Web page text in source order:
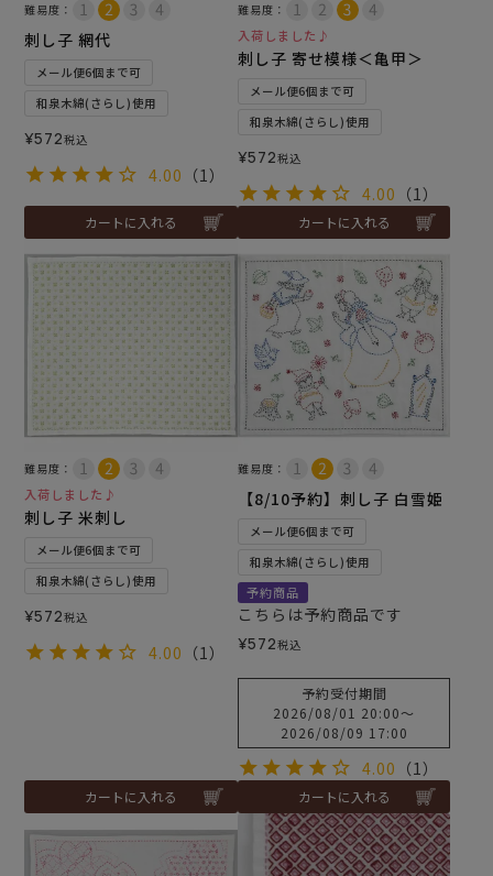
難易度：
刺し子 網代
メール便6個まで可
和泉木綿(さらし)使用
¥572税込
4.00 （1）
カートに入れる
難易度：
入荷しました♪
刺し子 寄せ模様＜亀甲＞
メール便6個まで可
和泉木綿(さらし)使用
¥572税込
4.00 （1）
カートに入れる
難易度：
入荷しました♪
刺し子 米刺し
メール便6個まで可
和泉木綿(さらし)使用
¥572税込
4.00 （1）
カートに入れる
難易度：
【8/10予約】刺し子 白雪姫
メール便6個まで可
和泉木綿(さらし)使用
予約商品
こちらは予約商品です
¥572税込
予約受付期間
2026/08/01 20:00〜
2026/08/09 17:00
4.00 （1）
カートに入れる